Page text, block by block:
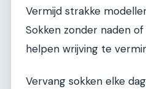
Vermijd strakke
Sokken zonder naden
helpen wrijving te
Vervang sokken elke